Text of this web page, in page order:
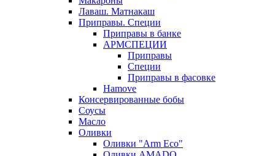
Лаваш. Матнакаш
Приправы. Специи
Приправы в банке
АРМСПЕЦИИ
Приправы
Специи
Приправы в фасовке
Hamove
Консервированные бобы
Соусы
Масло
Оливки
Оливки "Arm Eco"